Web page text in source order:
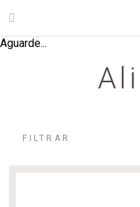
Aguarde...
FILTRAR